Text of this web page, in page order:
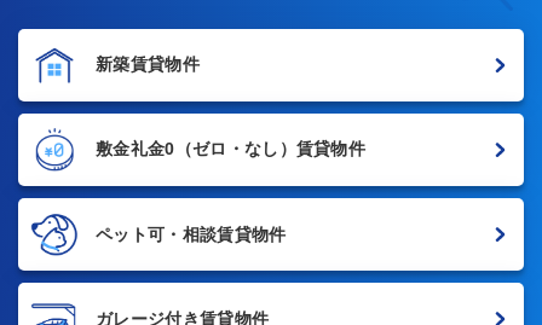
新築賃貸物件
敷金礼金0 （ゼロ・なし）賃貸物件
ペット可・相談賃貸物件
ガレージ付き賃貸物件